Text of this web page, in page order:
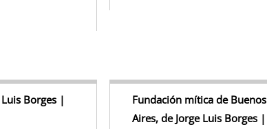
Luis Borges |
Fundación mítica de Buenos
Aires, de Jorge Luis Borges |